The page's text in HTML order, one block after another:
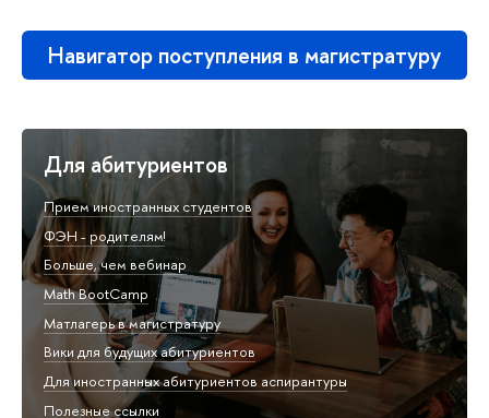
Навигатор поступления в магистратуру
Для абитуриентов
Прием иностранных студентов
ФЭН - родителям!
Больше, чем вебинар
Math BootCamp
Матлагерь в магистратуру
Вики для будущих абитуриентов
Для иностранных абитуриентов аспирантуры
Полезные ссылки